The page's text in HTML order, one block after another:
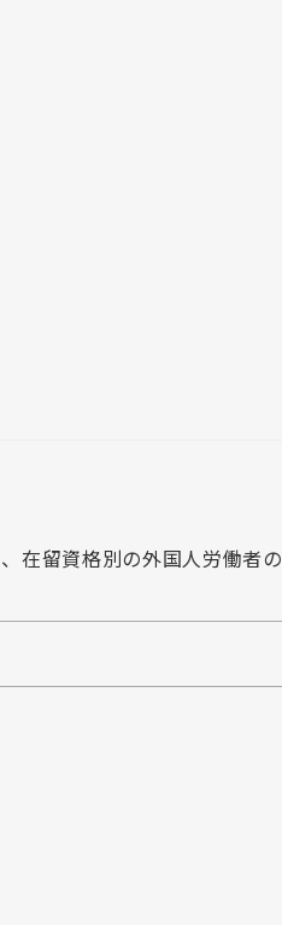
在留資格別の外国人労働者の